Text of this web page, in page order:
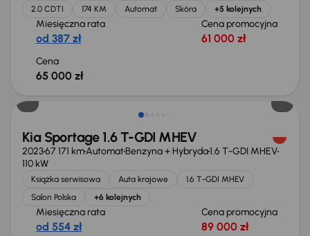
2.0 CDTI 174 KM Automat Skóra +5 kolejnych
Miesięczna rata
od 387 zł
Cena promocyjna
61 000 zł
Cena
65 000 zł
Taniej o 1 000 zł
Kia Sportage 1.6 T-GDI MHEV
202367 171 kmAutomatBenzyna + Hybryda1.6 T-GDI MHEV
110 kW
Książka serwisowa Auta krajowe
1.6 T-GDI MHEV
Salon Polska
+6 kolejnych
Miesięczna rata
od 554 zł
Cena promocyjna
89 000 zł